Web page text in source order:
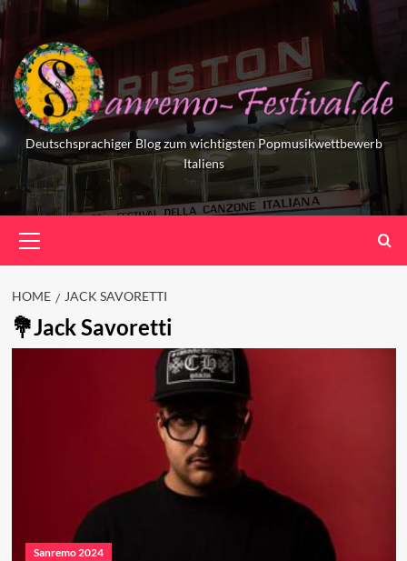
Skip
to
content
Deutschsprachiger Blog zum wichtigsten Popmusikwettbewerb
Italiens
Menu
HOME JACK SAVORETTI
Jack Savoretti
Sanremo 2024